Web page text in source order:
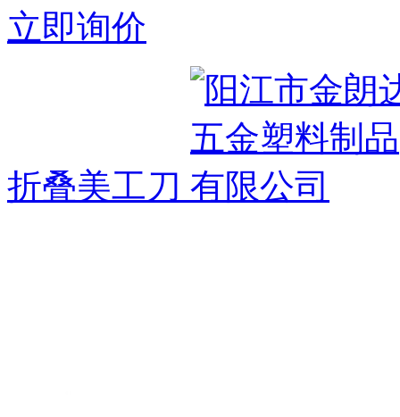
立即询价
折叠美工刀